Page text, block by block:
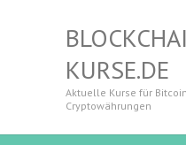
KURSE.DE
Aktuelle Kurse für
Cryptowährungen